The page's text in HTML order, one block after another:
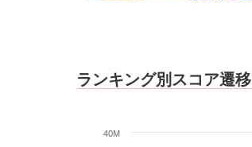
ランキング別スコア遷移
40M